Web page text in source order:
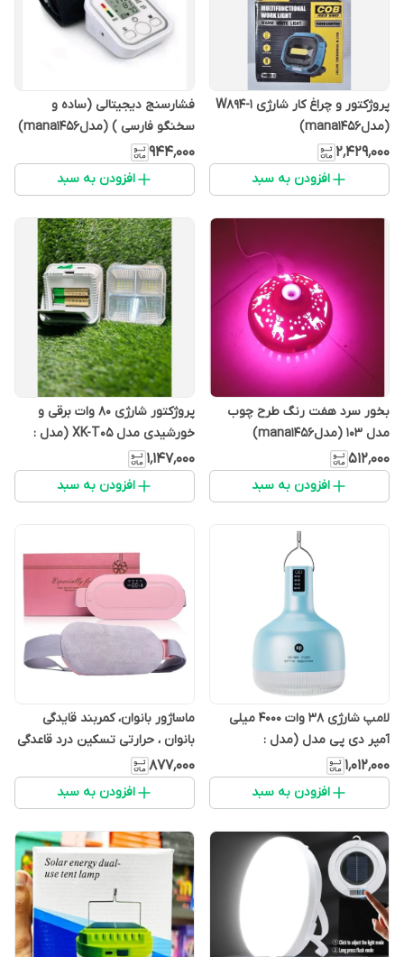
پروژکتور و چراغ کار شارژی W894-1
(مدلmana1456)
۲٬۴۲۹٬۰۰۰
افزودن به سبد
فشارسنج دیجیتالی (ساده و
سخنگو فارسی ) (مدلmana1456)
۹۴۴٬۰۰۰
افزودن به سبد
بخور سرد هفت رنگ طرح چوب
مدل 103 (مدلmana1456)
۵۱۲٬۰۰۰
افزودن به سبد
پروژکتور شارژی 80 وات برقی و
خورشیدی مدل XK-T05 (مدل :
mana13d6)
۱٬۱۴۷٬۰۰۰
افزودن به سبد
لامپ شارژی 38 وات 4000 میلی
آمپر دی پی مدل (مدل :
mana13d6) DP-7859
۱٬۰۱۲٬۰۰۰
افزودن به سبد
ماساژور بانوان، کمربند قایدگی
بانوان ، حرارتی تسکین درد قاعدگی
(مدل : mana13d6)
۸۷۷٬۰۰۰
افزودن به سبد